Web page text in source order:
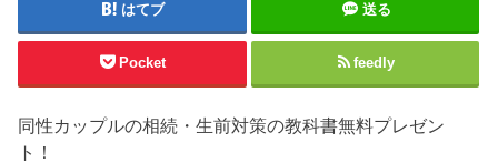
はてブ 送る
Pocket feedly
同性カップルの相続・生前対策の教科書無料プレゼン
ト！